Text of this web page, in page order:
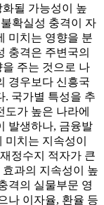
될 가능성이 높
확실성 충격이 자
미치는 영향을 분
충격은 주변국의
주는 것으로 나
경우보다 신흥국
. 국가별 특성을 추
도가 높은 나라에
발생하나, 금융발
치는 지속성이
정수지 적자가 큰
과의 지속성이 높
격의 실물부문 영
나 이자율, 환율 등